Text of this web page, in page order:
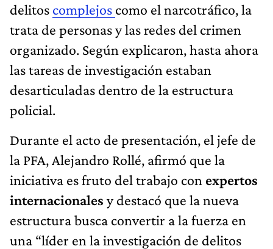
delitos complejos como el narcotráfico, la
trata de personas y las redes del crimen
organizado. Según explicaron, hasta ahora
las tareas de investigación estaban
desarticuladas dentro de la estructura
policial.
Durante el acto de presentación, el jefe de
la PFA, Alejandro Rollé, afirmó que la
iniciativa es fruto del trabajo con expertos
internacionales y destacó que la nueva
estructura busca convertir a la fuerza en
una “líder en la investigación de delitos